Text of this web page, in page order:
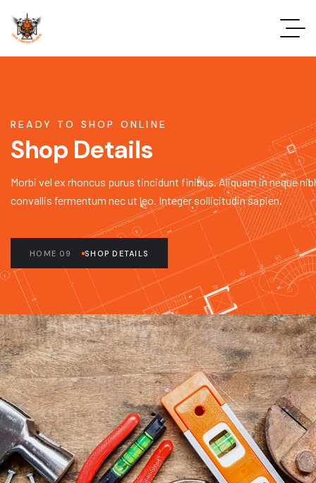
READY TO SHOP ONLINE
Shop Details
Morbi vel ex rhoncus purus tincidunt finibus. Aliquam in neque
convallis fermentum nec ut leo. Integer sollicitudin sapien.
HOME 09 SHOP DETAILS